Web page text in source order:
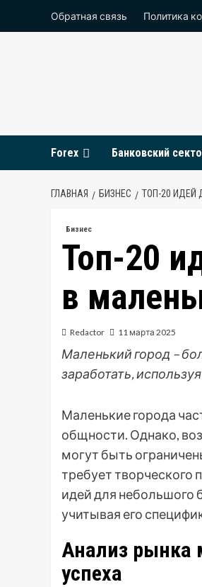
Обратная связь Политика
Forex Банковский
ГЛАВНАЯ БИЗНЕС ТОП-20 ИДЕЙ
Бизнес
Топ-20
в
Redactor 11 марта 2025
Маленький город –
заработать,
Маленькие города
общности. Однако,
могут быть
требует творческого
идей для небольшого
учитывая его
Анализ рынка
успеха